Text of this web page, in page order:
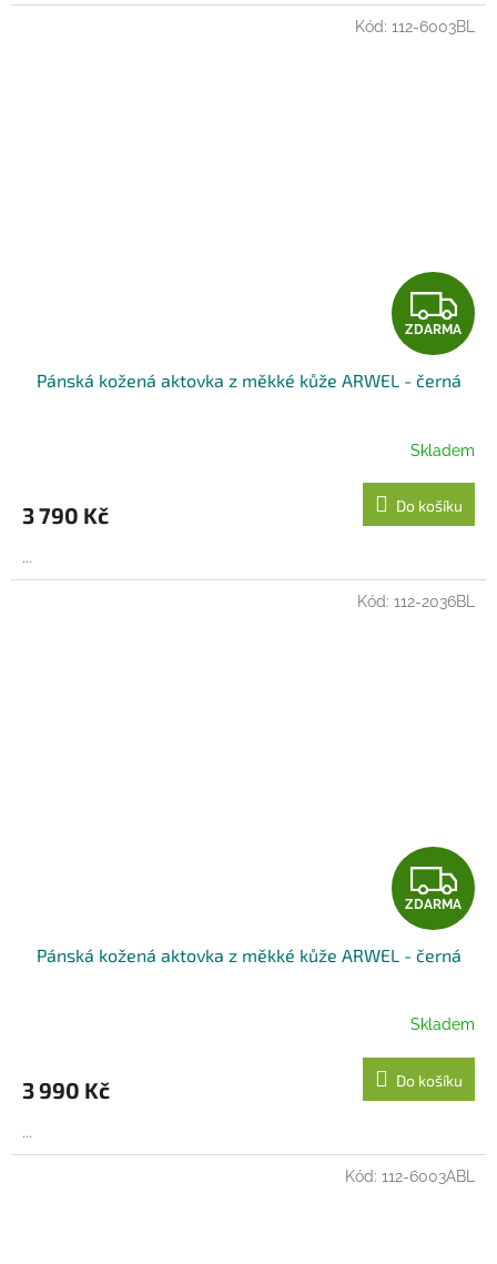
Z
D
A
R
M
A
ZDARMA
Pánská kožená aktovka z měkké kůže ARWEL - černá
Skladem
3 790 Kč Do košíku
...
Kód: 112-6003BL
Z
D
A
R
M
A
ZDARMA
Pánská kožená aktovka z měkké kůže ARWEL - černá
Skladem
3 990 Kč Do košíku
...
Kód: 112-2036BL
Kód: 112-6003ABL